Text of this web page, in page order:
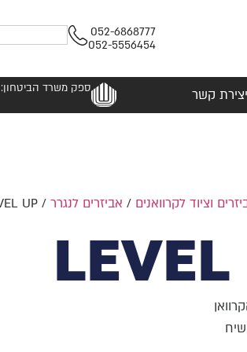
052-6868777
052-5556454
יצירת קשר ספק משרד הביטחון: 0011030384
וציוד לקרוואנים / אביזרים לנגרר/ LEVEL UP